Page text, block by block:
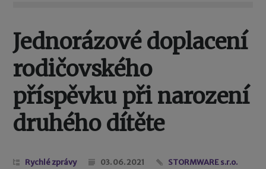
Jednorázové doplacení
rodičovského
příspěvku při narození
druhého dítěte
Rychlé zprávy 03. 06. 2021 STORMWARE s.r.o.